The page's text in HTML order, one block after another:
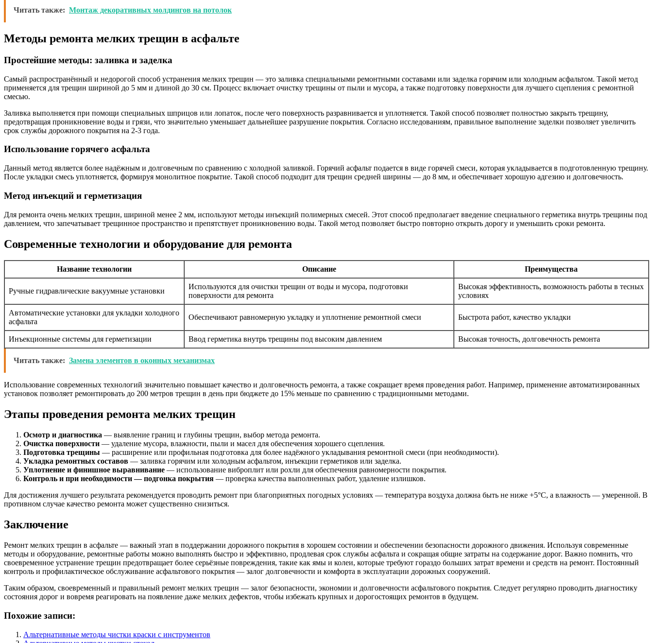
Читать также: Монтаж декоративных молдингов на потолок
Методы ремонта мелких трещин в асфальте
Простейшие методы: заливка и заделка
Самый распространённый и недорогой способ устранения мелких трещин — это заливка специальными ремонтными составами или заделка горячим или холодным асфальтом. Такой метод
применяется для трещин шириной до 5 мм и длиной до 30 см. Процесс включает очистку трещины от пыли и мусора, а также подготовку поверхности для лучшего сцепления с ремонтной
смесью.
Заливка выполняется при помощи специальных шприцов или лопаток, после чего поверхность разравнивается и уплотняется. Такой способ позволяет полностью закрыть трещину,
предотвращая проникновение воды и грязи, что значительно уменьшает дальнейшее разрушение покрытия. Согласно исследованиям, правильное выполнение заделки позволяет увеличить
срок службы дорожного покрытия на 2-3 года.
Использование горячего асфальта
Данный метод является более надёжным и долговечным по сравнению с холодной заливкой. Горячий асфальт подается в виде горячей смеси, которая укладывается в подготовленную трещину.
После укладки смесь уплотняется, формируя монолитное покрытие. Такой способ подходит для трещин средней ширины — до 8 мм, и обеспечивает хорошую адгезию и долговечность.
Метод инъекций и герметизация
Для ремонта очень мелких трещин, шириной менее 2 мм, используют методы инъекций полимерных смесей. Этот способ предполагает введение специального герметика внутрь трещины под
давлением, что запечатывает трещинное пространство и препятствует проникновению воды. Такой метод позволяет быстро повторно открыть дорогу и уменьшить сроки ремонта.
Современные технологии и оборудование для ремонта
Название технологии Описание Преимущества
Ручные гидравлические вакуумные установки
Используются для очистки трещин от воды и мусора, подготовки
поверхности для ремонта
Высокая эффективность, возможность работы в тесных
условиях
Автоматические установки для укладки холодного
асфальта
Обеспечивают равномерную укладку и уплотнение ремонтной смеси Быстрота работ, качество укладки
Инъекционные системы для герметизации Ввод герметика внутрь трещины под высоким давлением Высокая точность, долговечность ремонта
Читать также: Замена элементов в оконных механизмах
Использование современных технологий значительно повышает качество и долговечность ремонта, а также сокращает время проведения работ. Например, применение автоматизированных
установок позволяет ремонтировать до 200 метров трещин в день при бюджете до 15% меньше по сравнению с традиционными методами.
Этапы проведения ремонта мелких трещин
Осмотр и диагностика — выявление границ и глубины трещин, выбор метода ремонта.
Очистка поверхности — удаление мусора, влажности, пыли и масел для обеспечения хорошего сцепления.
Подготовка трещины — расширение или профильная подготовка для более надёжного укладывания ремонтной смеси (при необходимости).
Укладка ремонтных составов — заливка горячим или холодным асфальтом, инъекции герметиков или заделка.
Уплотнение и финишное выравнивание — использование виброплит или рохли для обеспечения равномерности покрытия.
Контроль и при необходимости — подгонка покрытия — проверка качества выполненных работ, удаление излишков.
Для достижения лучшего результата рекомендуется проводить ремонт при благоприятных погодных условиях — температура воздуха должна быть не ниже +5°C, а влажность — умеренной. В
противном случае качество ремонта может существенно снизиться.
Заключение
Ремонт мелких трещин в асфальте — важный этап в поддержании дорожного покрытия в хорошем состоянии и обеспечении безопасности дорожного движения. Используя современные
методы и оборудование, ремонтные работы можно выполнять быстро и эффективно, продлевая срок службы асфальта и сокращая общие затраты на содержание дорог. Важно помнить, что
своевременное устранение трещин предотвращает более серьёзные повреждения, такие как ямы и колеи, которые требуют гораздо больших затрат времени и средств на ремонт. Постоянный
контроль и профилактическое обслуживание асфальтового покрытия — залог долговечности и комфорта в эксплуатации дорожных сооружений.
Таким образом, своевременный и правильный ремонт мелких трещин — залог безопасности, экономии и долговечности асфальтового покрытия. Следует регулярно проводить диагностику
состояния дорог и вовремя реагировать на появление даже мелких дефектов, чтобы избежать крупных и дорогостоящих ремонтов в будущем.
Похожие записи:
Альтернативные методы чистки краски с инструментов